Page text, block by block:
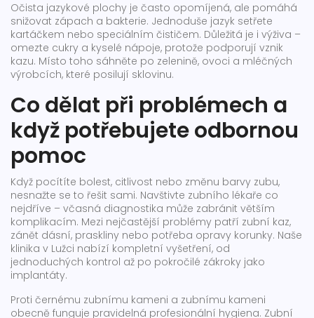
Očista jazykové plochy je často opomíjená, ale pomáhá
snižovat zápach a bakterie. Jednoduše jazyk setřete
kartáčkem nebo speciálním čističem. Důležitá je i výživa –
omezte cukry a kyselé nápoje, protože podporují vznik
kazu. Místo toho sáhněte po zelenině, ovoci a mléčných
výrobcích, které posilují sklovinu.
Co dělat při problémech a
když potřebujete odbornou
pomoc
Když pocítíte bolest, citlivost nebo změnu barvy zubu,
nesnažte se to řešit sami. Navštivte zubního lékaře co
nejdříve – včasná diagnostika může zabránit větším
komplikacím. Mezi nejčastější problémy patří zubní kaz,
zánět dásní, praskliny nebo potřeba opravy korunky. Naše
klinika v Lužci nabízí kompletní vyšetření, od
jednoduchých kontrol až po pokročilé zákroky jako
implantáty.
Proti černému zubnímu kameni a zubnímu kameni
obecně funguje pravidelná profesionální hygiena. Zubní